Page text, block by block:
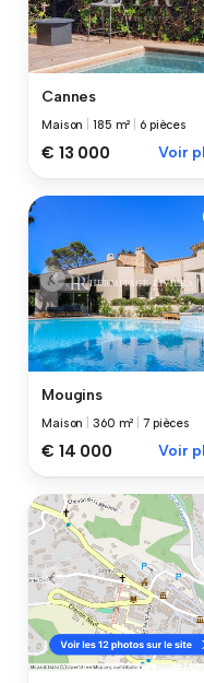
Cannes
Maison |185 m² 6 pièces
€ 13 000 Voir
Mougins
Maison |360 m² |7 pièces
€ 14 000 Voir